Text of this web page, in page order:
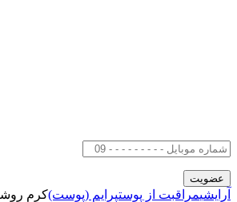
آرایشیمراقبت از پوستپرایم (پوست)کرم